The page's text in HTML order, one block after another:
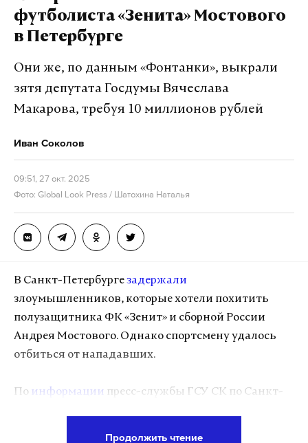
футболиста «Зенита» Мостового
в Петербурге
Они же, по данным «Фонтанки», выкрали
зятя депутата Госдумы Вячеслава
Макарова, требуя 10 миллионов рублей
Иван Соколов
09:51, 27 окт. 2025
Фото: Global Look Press / Шатохина Наталья
В Санкт-Петербургезадержали
злоумышленников, которые хотели похитить
полузащитника ФК «Зенит» и сборной России
Андрея Мостового. Однако спортсмену удалось
отбиться от нападавших.
По информации пресс-службы ГСУ СК по Санкт-
Продолжить чтение